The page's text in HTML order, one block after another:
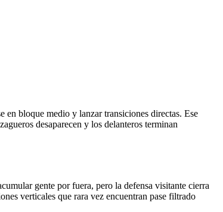
bloque medio y lanzar transiciones directas. Ese
desaparecen y los delanteros terminan
gente por fuera, pero la defensa visitante cierra
verticales que rara vez encuentran pase filtrado